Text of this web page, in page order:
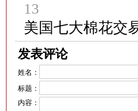
13
美国七大棉花交
发表评论
姓名：
标题：
内容：